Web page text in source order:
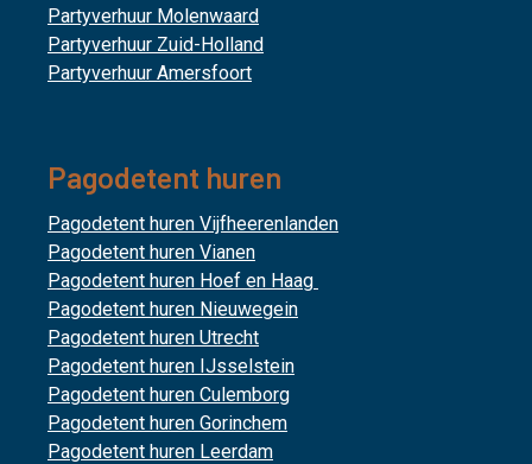
Partyverhuur Molenwaard
Partyverhuur Zuid-Holland
Partyverhuur Amersfoort
Pagodetent huren
Pagodetent huren Vijfheerenlanden
Pagodetent huren Vianen
Pagodetent huren Hoef en Haag
Pagodetent huren Nieuwegein
Pagodetent huren Utrecht
Pagodetent huren IJsselstein
Pagodetent huren Culemborg
Pagodetent huren Gorinchem
Pagodetent huren Leerdam